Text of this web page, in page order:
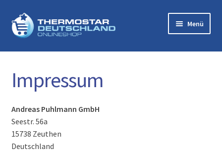
Zur
Navigation
Zum
Inhalt
Menü
Startseite
Zubehör
Warenkorb
Impressum
Andreas Puhlmann GmbH
Seestr. 56a
15738 Zeuthen
Deutschland